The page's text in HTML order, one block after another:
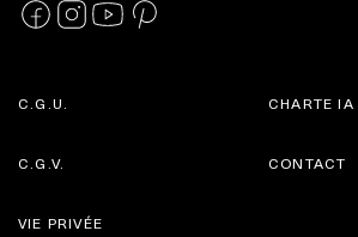
C.G.U.
C.G.V.
CHARTE IA
CONTACT
VIE PRIVÉE